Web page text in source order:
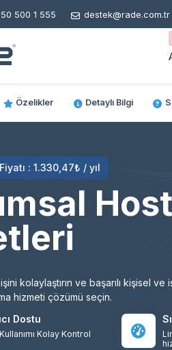
500 1 555 destek@rade.com.tr
Özelikler Detaylı Bilgi
: 1.330,47₺ / yıl
kolaylaştırın ve başarılı kişisel
hizmeti çözümü seçin.
Dostu
Kolay Kontrol